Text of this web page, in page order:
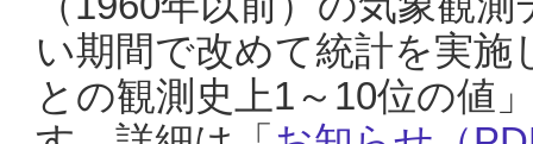
い期間で改めて統計を実
との観測史上1～10位の値